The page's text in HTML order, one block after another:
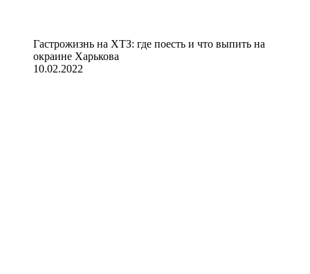
Гастрожизнь на ХТЗ: где поесть и что выпить на
окраине Харькова
10.02.2022